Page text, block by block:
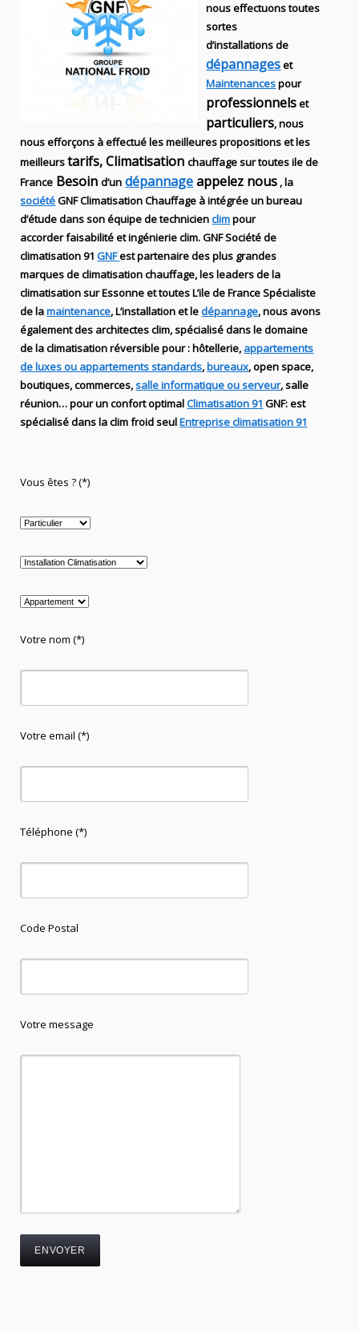
nous effectuons toutes
sortes
d’installationsde
dépannageset
Maintenancespour
professionnelset
particuliers, nous
nous efforçons à effectué les meilleures propositions et les
meilleurstarifs, Climatisationchauffage sur toutes ile de
France Besoind’un dépannageappelez nous , la
sociétéGNFClimatisation Chauffage à intégrée un bureau
d’étude dans son équipe de technicienclimpour
accorder faisabilité et ingénierieclim.GNFSociété de
climatisation 91GNFest partenaire des plus grandes
marques declimatisation chauffage, les leadersde la
climatisation sur Essonne et toutes L’ile de France Spécialiste
delamaintenance, L’installationet ledépannage, nous avons
également des architectes clim,spécialisé dans le domaine
de laclimatisation réversiblepour : hôtellerie, appartements
de luxes ou appartements standards,bureaux, open space,
boutiques, commerces,salle informatique ou serveur, salle
réunion… pour un confort optimalClimatisation 91 GNF:est
spécialisédans la climfroid seulEntreprise climatisation 91
Vous êtes ? (*)
Votre nom (*)
Votre email (*)
Téléphone (*)
Code Postal
Votre message